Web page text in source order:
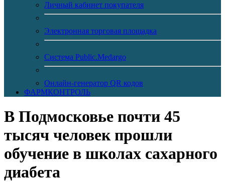
Личный кабинет покупателя
Электронная торговая площадка
Система Public.Medargo
Онлайн-генератор QR кодов
ФАРМКОНТРОЛЬ
В Подмосковье почти 45
тысяч человек прошли
обучение в школах сахарного
диабета